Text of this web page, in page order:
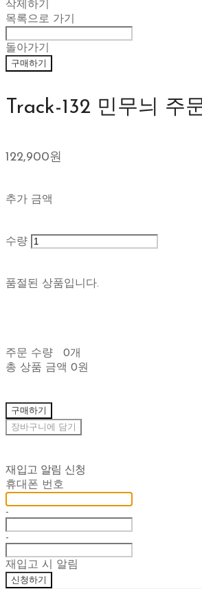
삭제하기
목록으로 가기
돌아가기
구매하기
Track-132 민무늬 주
122,900원
추가 금액
수량
품절된 상품입니다.
주문 수량
0개
총 상품 금액 0원
구매하기
장바구니에 담기
재입고 알림 신청
휴대폰 번호
-
-
재입고 시 알림
신청하기